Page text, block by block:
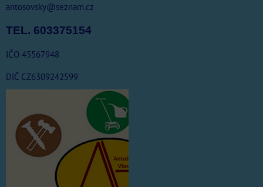
antosovsky@seznam.cz
TEL. 603375154
IČO 45567948
DIČ CZ6309242599